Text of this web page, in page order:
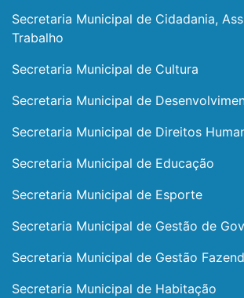
Secretaria Municipal de Cidadania,
Trabalho
Secretaria Municipal de Cultura
Secretaria Municipal de
Secretaria Municipal de Direitos
Secretaria Municipal de Educação
Secretaria Municipal de Esporte
Secretaria Municipal de Gestão de
Secretaria Municipal de Gestão
Secretaria Municipal de Habitação